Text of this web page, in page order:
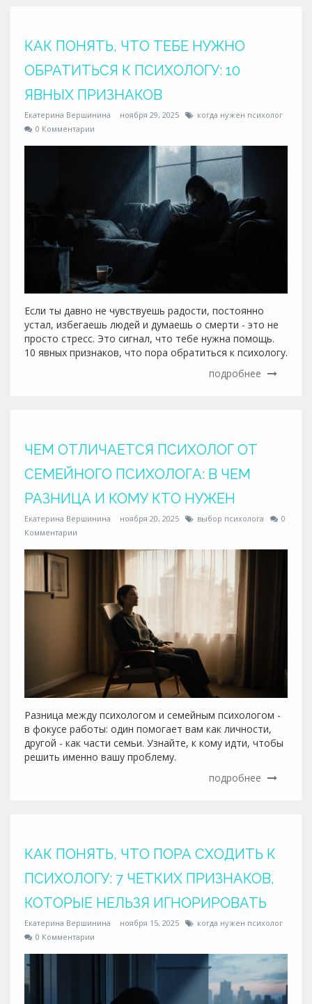
КАК ПОНЯТЬ, ЧТО ТЕБЕ НУЖНО
ОБРАТИТЬСЯ К ПСИХОЛОГУ: 10
ЯВНЫХ ПРИЗНАКОВ
Екатерина Вершинина ноября 29, 2025
когда нужен психолог
0 Комментарии
Если ты давно не чувствуешь радости, постоянно
устал, избегаешь людей и думаешь о смерти - это не
просто стресс. Это сигнал, что тебе нужна помощь.
10 явных признаков, что пора обратиться к психологу.
подробнее
ЧЕМ ОТЛИЧАЕТСЯ ПСИХОЛОГ ОТ
СЕМЕЙНОГО ПСИХОЛОГА: В ЧЕМ
РАЗНИЦА И КОМУ КТО НУЖЕН
Екатерина Вершинина ноября 20, 2025 выбор психолога
0
Комментарии
Разница между психологом и семейным психологом -
в фокусе работы: один помогает вам как личности,
другой - как части семьи. Узнайте, к кому идти, чтобы
решить именно вашу проблему.
подробнее
КАК ПОНЯТЬ, ЧТО ПОРА СХОДИТЬ К
ПСИХОЛОГУ: 7 ЧЕТКИХ ПРИЗНАКОВ,
КОТОРЫЕ НЕЛЬЗЯ ИГНОРИРОВАТЬ
Екатерина Вершинина ноября 15, 2025
когда нужен психолог
0 Комментарии